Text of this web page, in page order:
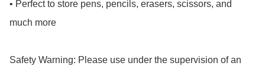
• Perfect to store pens, pencils, erasers, scissors, and
much more
Safety Warning: Please use under the supervision of an